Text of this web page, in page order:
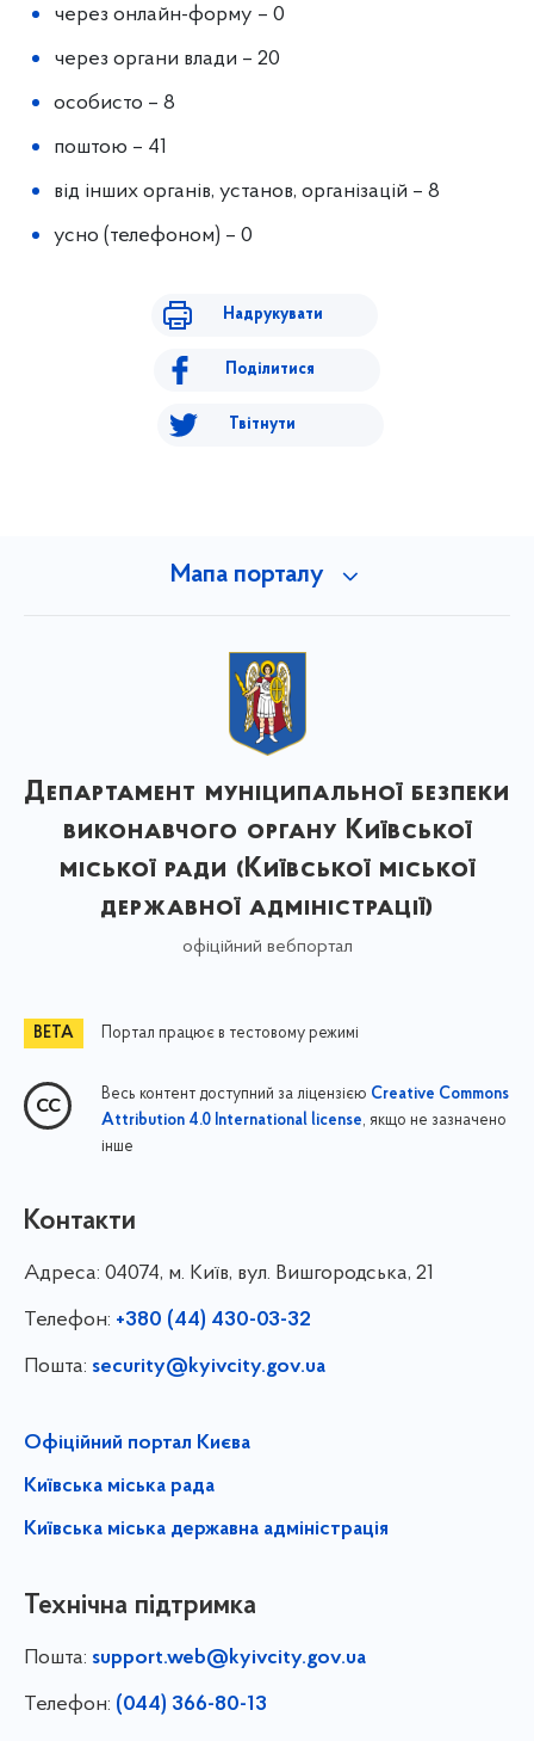
через онлайн-форму – 0
через органи влади – 20
особисто – 8
поштою – 41
від інших органів, установ, організацій – 8
усно (телефоном) – 0
Надрукувати
Поділитися
Твітнути
Мапа порталу
Департамент муніципальної безпеки
виконавчого органу Київської
міської ради (Київської міської
державної адміністрації)
офіційний вебпортал
Портал працює в тестовому режимі
Весь контент доступний за ліцензією Creative Commons
Attribution 4.0 International license, якщо не зазначено
інше
Контакти
Адреса: 04074, м. Київ, вул. Вишгородська, 21
Телефон: +380 (44) 430-03-32
Пошта: security@kyivcity.gov.ua
Офіційний портал Києва
Київська міська рада
Київська міська державна адміністрація
Технічна підтримка
Пошта: support.web@kyivcity.gov.ua
Телефон: (044) 366-80-13